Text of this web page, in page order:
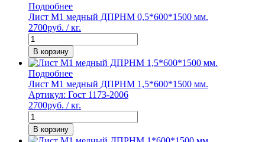
Подробнее
Лист М1 медный ДПРНМ 0,5*600*1500 мм.
2700руб. / кг.
В корзину
Подробнее
Лист М1 медный ДПРНМ 1,5*600*1500 мм.
Артикул: Гост 1173-2006
2700руб. / кг.
В корзину